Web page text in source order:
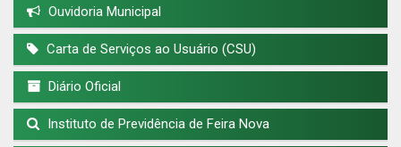
Ouvidoria Municipal
Carta de Serviços ao Usuário (CSU)
Diário Oficial
Instituto de Previdência de Feira Nova